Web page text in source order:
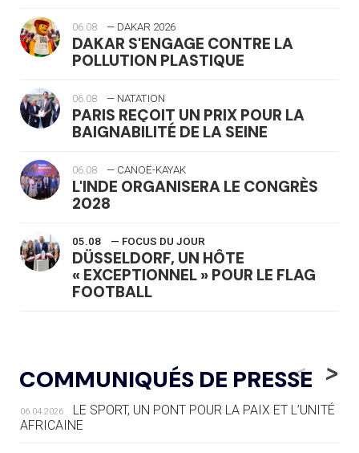
06.08 — DAKAR 2026
DAKAR S'ENGAGE CONTRE LA
POLLUTION PLASTIQUE
06.08 — NATATION
PARIS REÇOIT UN PRIX POUR LA
BAIGNABILITÉ DE LA SEINE
06.08 — CANOË-KAYAK
L'INDE ORGANISERA LE CONGRÈS
2028
05.08 — FOCUS DU JOUR
DÜSSELDORF, UN HÔTE
« EXCEPTIONNEL » POUR LE FLAG
FOOTBALL
LE RÊVE DE VOIR LA LUGE ALPINE
AUX JO « N'EST PAS FINI »
05.08 — TIR À L'ARC
DES MONDIAUX À BRISBANE SUR LA
COMMUNIQUÉS DE PRESSE
<
06.04.2026
LE SPORT, UN PONT POUR LA PAIX ET L’UNITÉ
AFRICAINE
>